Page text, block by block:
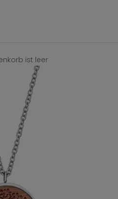
ist leer